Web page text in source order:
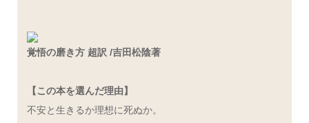
覚悟の磨き方 超訳 /吉田松陰著
【この本を選んだ理由】
不安と生きるか理想に死ぬか。